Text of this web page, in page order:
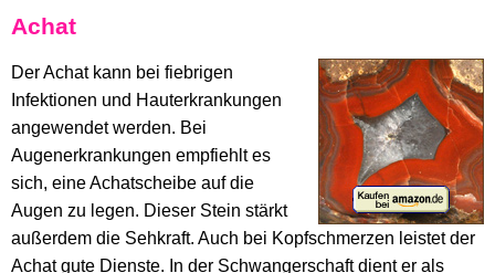
Achat
Der Achat kann bei fiebrigen
Infektionen und Hauterkrankungen
angewendet werden. Bei
Augenerkrankungen empfiehlt es
sich, eine Achatscheibe auf die
Augen zu legen. Dieser Stein stärkt
außerdem die Sehkraft. Auch bei Kopfschmerzen leistet der
Achat gute Dienste. In der Schwangerschaft dient er als